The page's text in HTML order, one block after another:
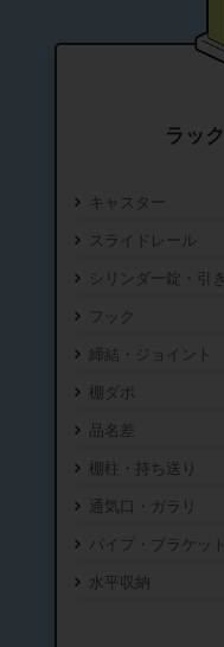
ラッ
キャスター
スライドレール
シリンダー錠・引
フック
締結・ジョイント
棚ダボ
品名差
棚柱・持ち送り
通気口・ガラリ
パイプ・ブラケット
水平収納